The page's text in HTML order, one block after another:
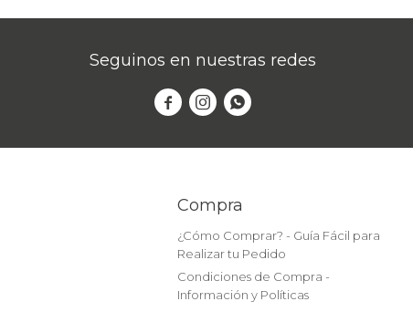
Seguinos en nuestras redes
  
Compra
¿Cómo Comprar? - Guía Fácil para
Realizar tu Pedido
Condiciones de Compra -
Información y Políticas